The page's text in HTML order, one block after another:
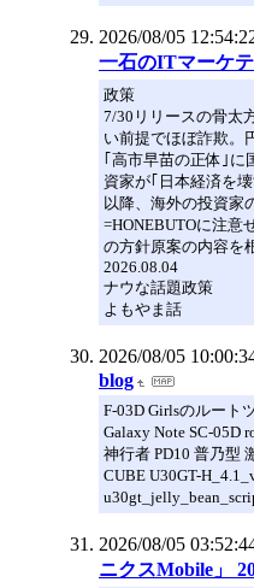
2026/08/05
一石のITマーケ
政策
7/30リリースの骨太
い前提でほぼ詐欺。
｢高市早苗の正体｣
資家が｢日本経済を
以降、海外の投資家
=HONEBUTOに注意
の方針原案の内容を
2026.08.04
ナウな話題政策
よもやま話
2026/08/05
blog
F-03D Girlsのルート
Galaxy Note SC-05D
神行者 PD10 普乃型
CUBE U30GT-
2026/08/05
ニクスMobile」